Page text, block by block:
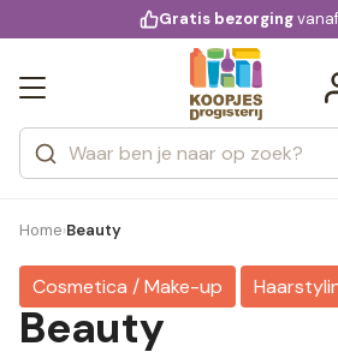
voor 20:00 uur
Gratis bezorging
Zoeken
Categorieën
Merken
Home›Beauty
Cosmetica / Make-up
Beauty